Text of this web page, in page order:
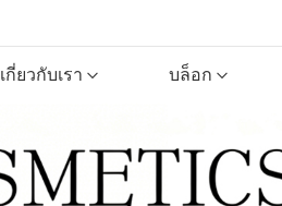
เกี่ยวกับเรา บล็อก